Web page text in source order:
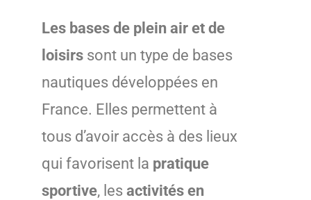
Les bases de plein air et de
loisirs sont un type de bases
nautiques développées en
France. Elles permettent à
tous d’avoir accès à des lieux
qui favorisent la pratique
sportive, les activités en